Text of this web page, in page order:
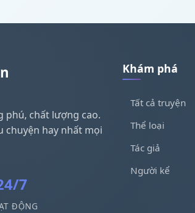
phú, chất lượng cao.
chuyện hay nhất mọi
7
ĐỘNG
Khám phá
Tất cả truyện
Thể loại
Tác giả
Người kể